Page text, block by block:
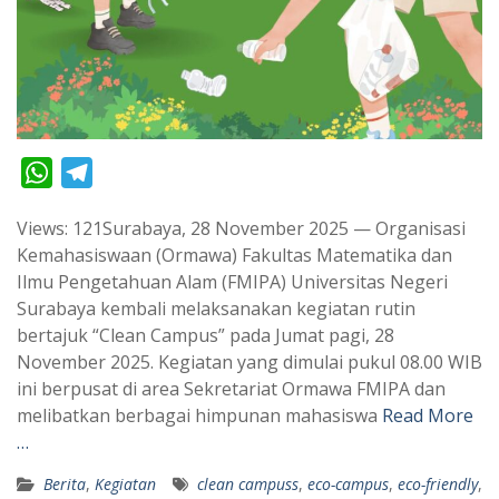
W
a
t
s
A
p
p
e
g
r
a
m
Views: 121Surabaya, 28 November 2025 — Organisasi
Kemahasiswaan (Ormawa) Fakultas Matematika dan
Ilmu Pengetahuan Alam (FMIPA) Universitas Negeri
Surabaya kembali melaksanakan kegiatan rutin
bertajuk “Clean Campus” pada Jumat pagi, 28
November 2025. Kegiatan yang dimulai pukul 08.00 WIB
ini berpusat di area Sekretariat Ormawa FMIPA dan
melibatkan berbagai himpunan mahasiswa Read More
…
Berita, Kegiatan clean campuss, eco-campus, eco-friendly,